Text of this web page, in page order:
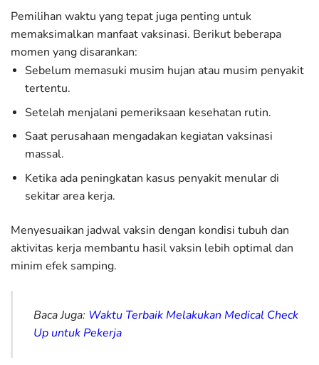
Pemilihan waktu yang tepat juga penting untuk
memaksimalkan manfaat vaksinasi. Berikut beberapa
momen yang disarankan:
Sebelum memasuki musim hujan atau musim penyakit
tertentu.
Setelah menjalani pemeriksaan kesehatan rutin.
Saat perusahaan mengadakan kegiatan vaksinasi
massal.
Ketika ada peningkatan kasus penyakit menular di
sekitar area kerja.
Menyesuaikan jadwal vaksin dengan kondisi tubuh dan
aktivitas kerja membantu hasil vaksin lebih optimal dan
minim efek samping.
Baca Juga: Waktu Terbaik Melakukan Medical Check
Up untuk Pekerja